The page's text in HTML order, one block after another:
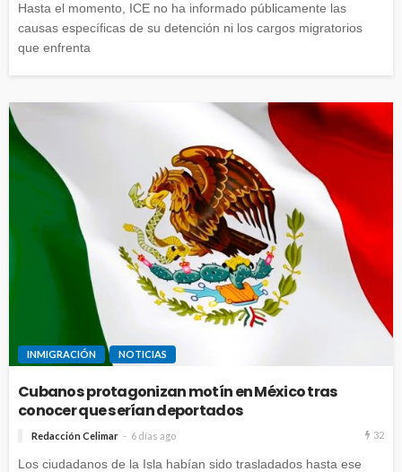
Hasta el momento, ICE no ha informado públicamente las
causas específicas de su detención ni los cargos migratorios
que enfrenta
INMIGRACIÓN NOTICIAS
Cubanos protagonizan motín en México tras
conocer que serían deportados
Redacción Celimar 6 días ago 32
Los ciudadanos de la Isla habían sido trasladados hasta ese